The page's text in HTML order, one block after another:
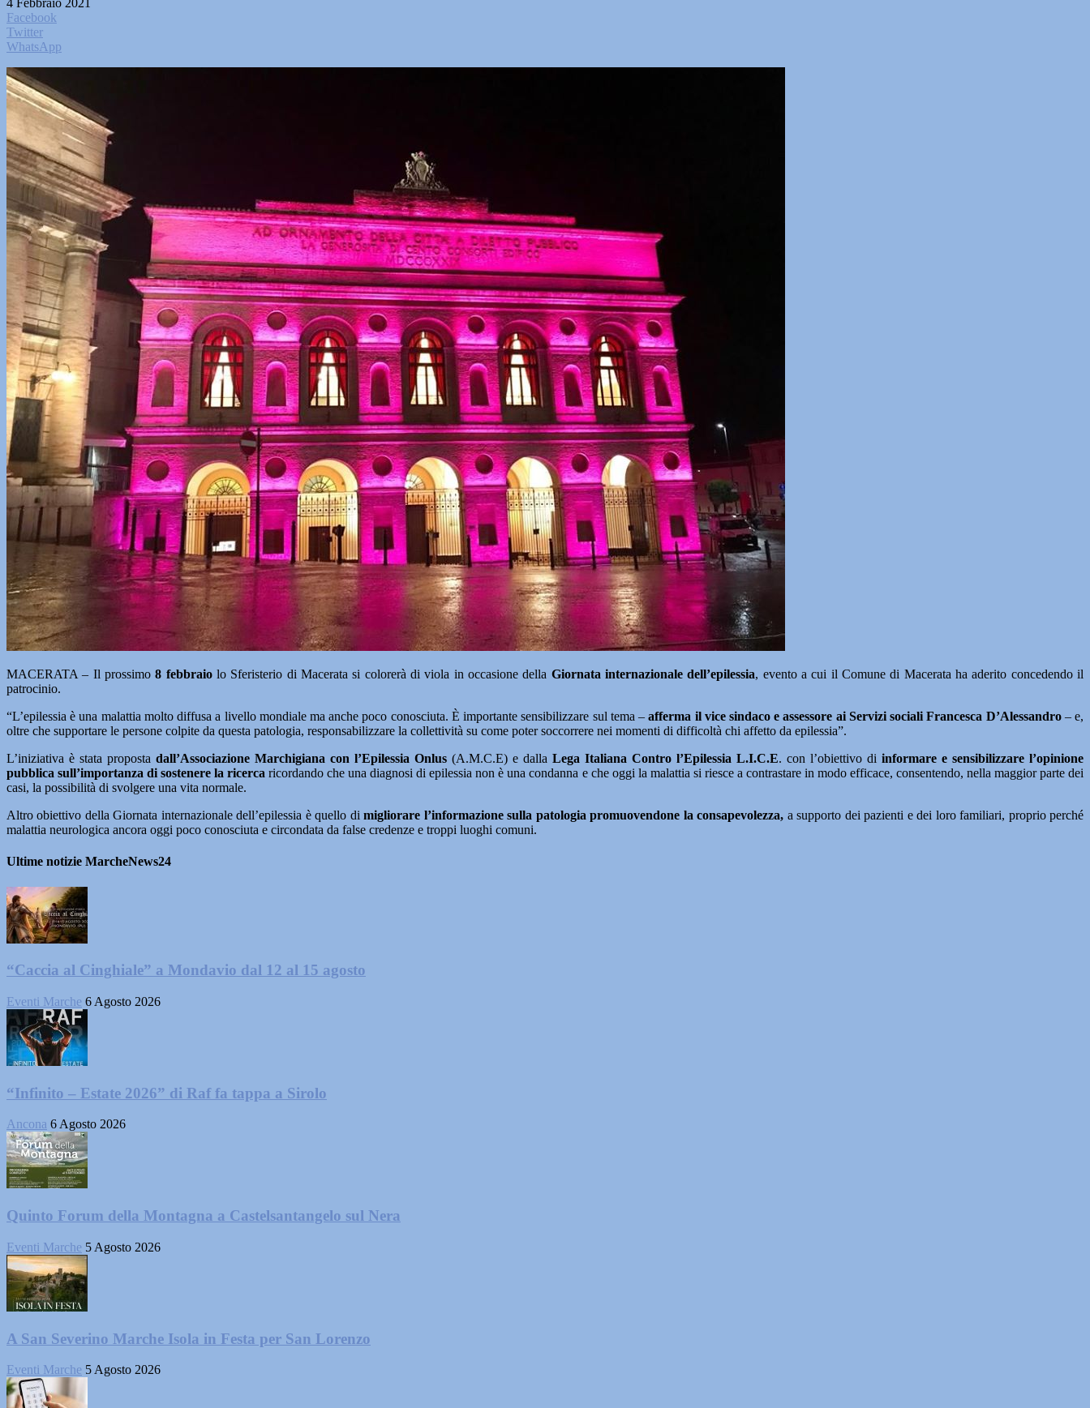
4 Febbraio 2021
Facebook
Twitter
WhatsApp
MACERATA – Il prossimo8 febbraiolo Sferisterio di Macerata si colorerà di viola in occasione della Giornata internazionale dell’epilessia, evento a cui il Comune di Macerata ha aderito concedendo il
patrocinio.
“L’epilessia è una malattia molto diffusa a livello mondiale ma anche poco conosciuta. È importante sensibilizzare sul tema –afferma il vice sindaco e assessore ai Servizi sociali Francesca D’Alessandro– e,
oltre che supportare le persone colpite da questa patologia, responsabilizzare la collettività su come poter soccorrere nei momenti di difficoltà chi affetto da epilessia”.
L’iniziativa è stata proposta dall’Associazione Marchigiana con l’Epilessia Onlus (A.M.C.E) e dalla Lega Italiana Contro l’Epilessia L.I.C.E. con l’obiettivo di informare e sensibilizzare l’opinione
pubblica sull’importanza di sostenere la ricerca ricordando che una diagnosi di epilessia non è una condanna e che oggi la malattia si riesce a contrastare in modo efficace, consentendo, nella maggior parte dei
casi, la possibilità di svolgere una vita normale.
Altro obiettivo della Giornata internazionale dell’epilessia è quello dimigliorare l’informazione sulla patologia promuovendone la consapevolezza, a supporto dei pazienti e dei loro familiari, proprio perché
malattia neurologica ancora oggi poco conosciuta e circondata da false credenze e troppi luoghi comuni.
Ultime notizie MarcheNews24
“Caccia al Cinghiale” a Mondavio dal 12 al 15 agosto
Eventi Marche 6 Agosto 2026
“Infinito – Estate 2026” di Raf fa tappa a Sirolo
Ancona 6 Agosto 2026
Quinto Forum della Montagna a Castelsantangelo sul Nera
Eventi Marche 5 Agosto 2026
A San Severino Marche Isola in Festa per San Lorenzo
Eventi Marche 5 Agosto 2026